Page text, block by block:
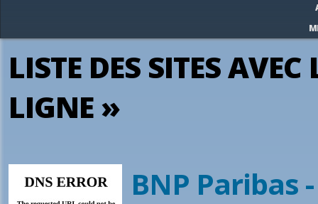
LISTE DES SITES
LIGNE »
BNP Paribas